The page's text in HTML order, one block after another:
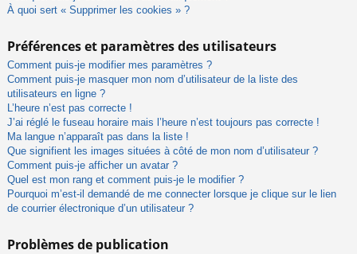
À quoi sert « Supprimer les cookies » ?
Préférences et paramètres des utilisateurs
Comment puis-je modifier mes paramètres ?
Comment puis-je masquer mon nom d’utilisateur de la liste des
utilisateurs en ligne ?
L’heure n’est pas correcte !
J’ai réglé le fuseau horaire mais l’heure n’est toujours pas correcte !
Ma langue n’apparaît pas dans la liste !
Que signifient les images situées à côté de mon nom d’utilisateur ?
Comment puis-je afficher un avatar ?
Quel est mon rang et comment puis-je le modifier ?
Pourquoi m’est-il demandé de me connecter lorsque je clique sur le lien
de courrier électronique d’un utilisateur ?
Problèmes de publication